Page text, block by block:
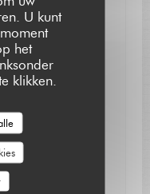
U kunt
het
klikken.
per e-mail van ons